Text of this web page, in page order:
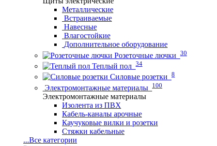
Металлические
Встраиваемые
Навесные
Влагостойкие
Дополнительное оборудование
Розеточные лючки 30
Теплый пол 34
Силовые розетки 8
Электромонтажные материалы 100
Электромонтажные материалы
Изолента из ПВХ
Кабель-каналы арочные
Каучуковые вилки и розетки
Стяжки кабельные
...Все категории